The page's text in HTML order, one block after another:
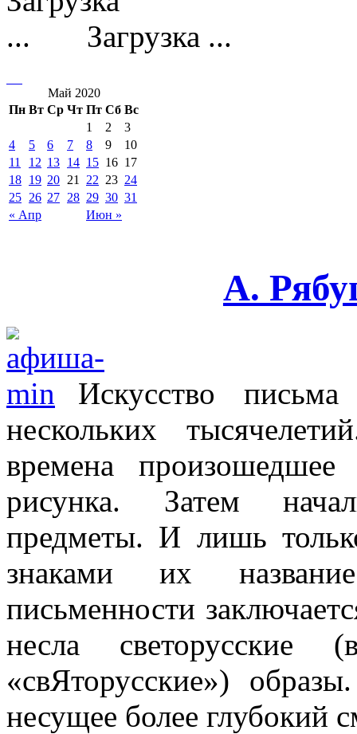
Загрузка ...
Май 2020
Пн Вт Ср Чт Пт Сб Вс
« Апр Июн »
1 2
3
4
5 6 7 8 9
10
11
12 13 14 15 16 17
18 19 20 21 22 23 24
25 26 27 28 29 30 31
А.
Искусство
нескольких
времена
рисунка. Затем
предметы. И лишь
знаками их
письменности
несла светорусские
«свЯторусские»)
несущее более глубокий